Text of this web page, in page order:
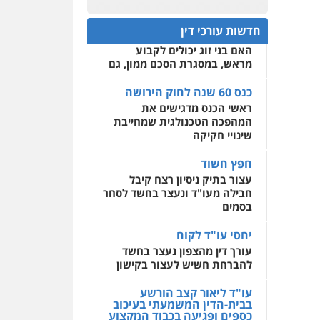
דיני צבא
שחר מנדלמן, שלומציון
גבאי מנדלמן – משרד
עורכי דין
פלילי התמחות בייצוג
בעבירות מין
עו"ד מוחמד סביחאת
פלילי תעבורה פשיעה
0525077716
עו"ד יניב זוסמן
חמורה מעצרים וחקירות
0525199949
0522508109
אחסון אתרים
מהירות הגנה גיבוי
לעורכי דין
מרכז התחלה חדשה
שירותים מקצועיים לעורכי
דין
0544500346
חדשות עורכי דין
המתח שבין חוק יחסי ממון
לבין חוק הירושה
האם בני זוג יכולים לקבוע
מראש, במסגרת הסכם ממון, גם
כנס 60 שנה לחוק הירושה
ראשי הכנס מדגישים את
המהפכה הטכנולגית שמחייבת
שינויי חקיקה
חפץ חשוד
עצור בתיק ניסיון רצח קיבל
חבילה מעו"ד ונעצר בחשד לסחר
בסמים
יחסי עו"ד לקוח
עורך דין מהצפון נעצר בחשד
להברחת חשיש לעצור בקישון
עו"ד ליאור קצב הורשע
בבית-הדין המשמעתי בעיכוב
כספים ופגיעה בכבוד המקצוע